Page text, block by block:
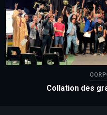
Collation des